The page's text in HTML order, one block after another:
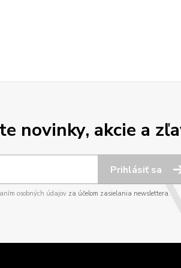
novinky, akcie a
Prihlásiť sa
osobných údajovza účelom zasielania newslettera.